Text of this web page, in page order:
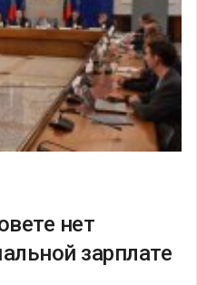
нет
зарплате